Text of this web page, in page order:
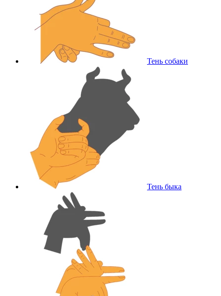
Тень собаки
Тень быка